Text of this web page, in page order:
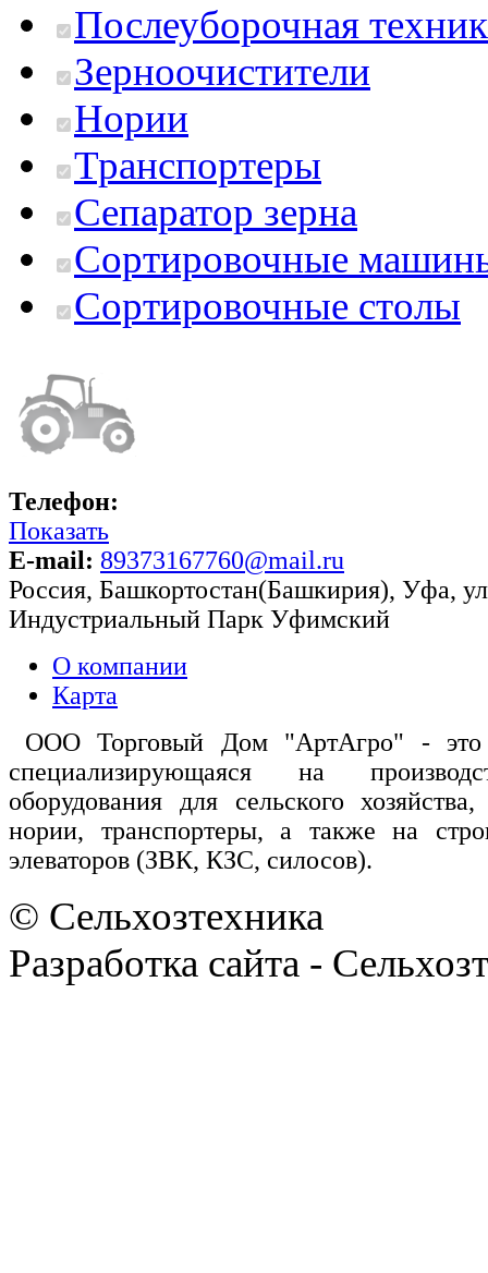
Послеуборочная
Зерноочистители
Нории
Транспортеры
Сепаратор зерна
Сортировочные
Сортировочные столы
Телефон:
Показать
E-mail: 89373167760@mail.ru
Россия, Башкортостан(Башкирия), Уфа,
Индустриальный Парк Уфимский
О компании
Карта
ООО Торговый Дом "АртАгро" - это
специализирующаяся на
оборудования для сельского
нории, транспортеры, а также на
элеваторов (ЗВК, КЗС, силосов).
© Сельхозтехника
Разработка сайта -